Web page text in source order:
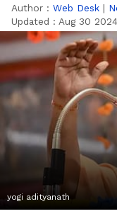
Author : Web Desk |
Updated : Aug 30
yogi adityanath